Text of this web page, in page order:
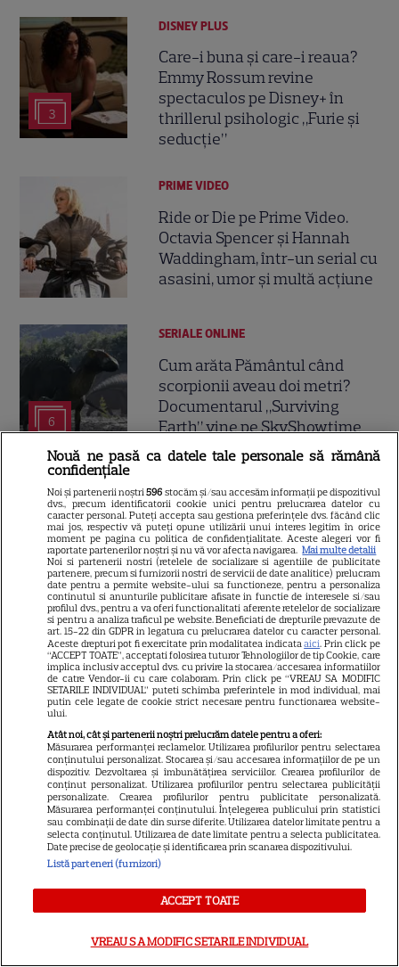
3
DISNEY PLUS
Care-i buna și care-i reaua?
Emmy Rossum revine
spectaculos pe Disney+ în
thrillerul psihologic „Furie și
seducție”
PRIME VIDEO
Ride or Die pe Prime Video.
Octavia Spencer și Hannah
Waddingham, într-un serial cu
asasini, umor și multă acțiune
6
SERIALE ONLINE
Cum arăta Pământul când
scorpionii aveau doi metri?
Documentarul „Surviving
Earth” vine pe SkyShowtime
3
Kevin Hart revine pe Netflix în
comedia „72 de ore”! Aventura
haotică în care un corporatist
ajunge din greșeală la o
petrecere a burlacilor
13
RECOMANDĂRI
Can Yaman revine la TV în
România! „El Turco”, premiera
de la Pro TV și disponibil
integral pe VOYO
HBO
Ghinion la scară universală!
Noul serial „Stuart nu poate
salva universul”, un spin-off
lansează pe HBO Max
VEDETE STRĂINE
Nouă ne pasă ca datele tale personale să rămână
confidențiale
Noi și partenerii noștri596 stocăm și/sau accesăm informații pe dispozitivul
dvs., precum identificatorii cookie unici pentru prelucrarea datelor cu
caracter personal. Puteți accepta sau gestiona preferințele dvs. făcând clic
mai jos, respectiv vă puteți opune utilizării unui interes legitim în orice
moment pe pagina cu politica de confidențialitate. Aceste alegeri vor fi
raportate partenerilor noștri și nu vă vor afecta navigarea. Mai multe detalii
Noi si partenerii nostri (retelele de socializare si agentiile de publicitate
partenere, precum si furnizorii nostri de servicii de date analitice) prelucram
date pentru a permite website-ului sa functioneze, pentru a personaliza
continutul si anunturile publicitare afisate in functie de interesele si/sau
profilul dvs., pentru a va oferi functionalitati aferente retelelor de socializare
si pentru a analiza traficul pe website. Beneficiati de drepturile prevazute de
art. 15-22 din GDPR in legatura cu prelucrarea datelor cu caracter personal.
Aceste drepturi pot fi exercitate prin modalitatea indicataaici. Prin click pe
“ACCEPT TOATE”, acceptati folosirea tuturor Tehnologiilor de tip Cookie, care
implica inclusiv acceptul dvs. cu privire la stocarea/accesarea informatiilor
de catre Vendor-ii cu care colaboram. Prin click pe “VREAU SA MODIFIC
SETARILE INDIVIDUAL” puteti schimba preferintele in mod individual, mai
putin cele legate de cookie strict necesare pentru functionarea website-
ului.
Atât noi, cât și partenerii noștri prelucrăm datele pentru a oferi:
Măsurarea performanței reclamelor. Utilizarea profilurilor pentru selectarea
conținutului personalizat. Stocarea și/sau accesarea informațiilor de pe un
dispozitiv. Dezvoltarea și îmbunătățirea serviciilor. Crearea profilurilor de
conținut personalizat. Utilizarea profilurilor pentru selectarea publicității
personalizate. Crearea profilurilor pentru publicitate personalizată.
Măsurarea performanței conținutului. Înțelegerea publicului prin statistici
sau combinații de date din surse diferite. Utilizarea datelor limitate pentru a
selecta conținutul. Utilizarea de date limitate pentru a selecta publicitatea.
Date precise de geolocație și identificarea prin scanarea dispozitivului.
Listă parteneri (furnizori)
ACCEPT TOATE
VREAU SA MODIFIC SETARILE INDIVIDUAL